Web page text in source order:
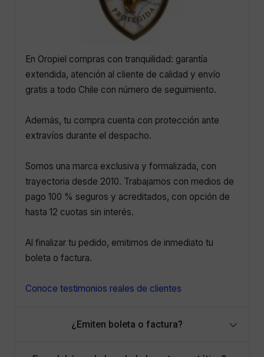
En Oropiel compras con tranquilidad: garantía
extendida, atención al cliente de calidad y envío
gratis a todo Chile con número de seguimiento.
Además, tu compra cuenta con protección ante
extravíos durante el despacho.
Somos una marca exclusiva y formalizada, con
trayectoria desde 2010. Trabajamos con medios de
pago 100 % seguros y acreditados, con opción de
hasta 12 cuotas sin interés.
Al finalizar tu pedido, emitimos de inmediato tu
boleta o factura.
Conoce testimonios reales de clientes
¿Emiten boleta o factura?